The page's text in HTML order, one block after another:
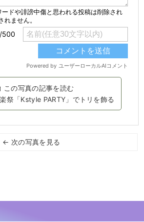
この写真の記事を読む
祭「Kstyle PARTY」でトリを飾る
← 次の写真を見る